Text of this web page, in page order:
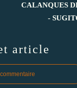
CALANQUES
-
article